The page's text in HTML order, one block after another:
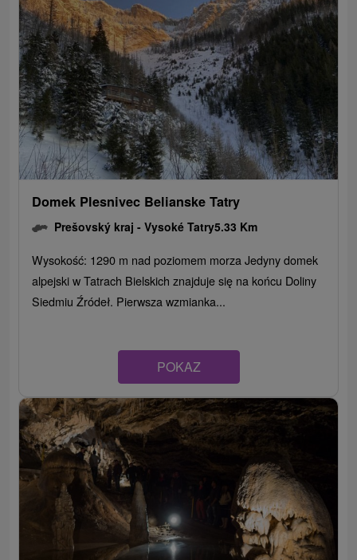
Domek Plesnivec Belianske Tatry
Prešovský kraj -Vysoké Tatry5.33 Km
Wysokość: 1290 m nad poziomem morza Jedyny domek
alpejski w Tatrach Bielskich znajduje się na końcu Doliny
Siedmiu Źródeł. Pierwsza wzmianka...
POKAZ